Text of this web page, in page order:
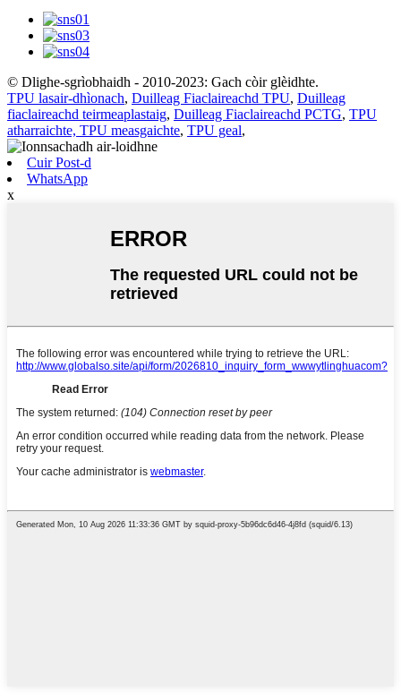
© Dlighe-sgrìobhaidh - 2010-2023: Gach còir glèidhte.
TPU lasair-dhìonach, Duilleag Fiaclaireachd TPU, Duilleag
fiaclaireachd teirmeaplastaig, Duilleag Fiaclaireachd PCTG, TPU
atharraichte, TPU measgaichte, TPU geal,
Cuir Post-d
WhatsApp
x